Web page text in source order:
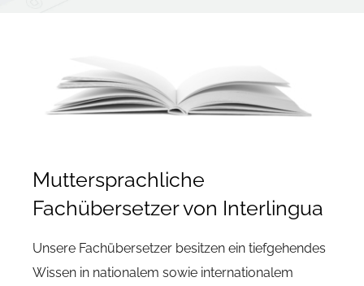
Muttersprachliche
Fachübersetzer von Interlingua
Unsere Fachübersetzer besitzen ein tiefgehendes
Wissen in nationalem sowie internationalem